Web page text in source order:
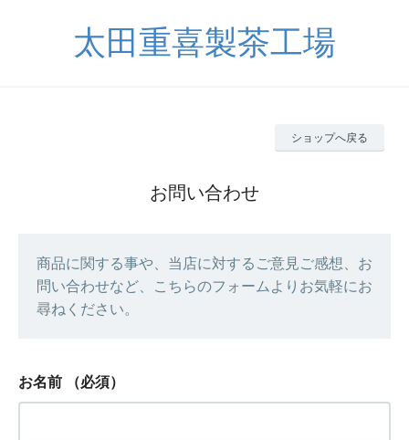
太田重喜製茶工場
ショップへ戻る
お問い合わせ
商品に関する事や、当店に対するご意見ご感想、お
問い合わせなど、こちらのフォームよりお気軽にお
尋ねください。
お名前 （必須）